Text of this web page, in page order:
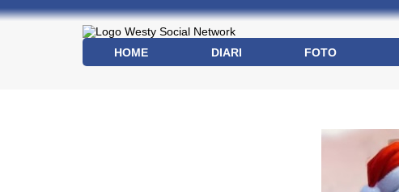
HOME
DIARI FOTO